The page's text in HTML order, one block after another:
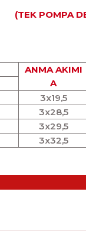
(TEK POMPA
ANMA AKIMI
A
3x19,5
3x28,5
3x29,5
3x32,5